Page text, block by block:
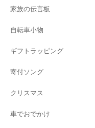
家族の伝言板
自転車小物
ギフトラッピング
寄付ソング
クリスマス
車でおでかけ